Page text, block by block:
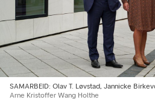
SAMARBEID: Olav T. Løvstad, Jannicke
Arne Kristoffer Wang Holthe